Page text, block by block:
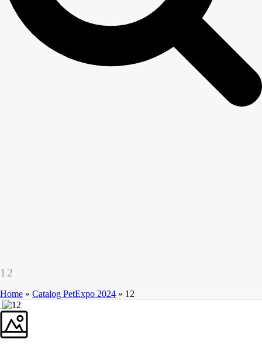
12
Home » Catalog PetExpo 2024 » 12